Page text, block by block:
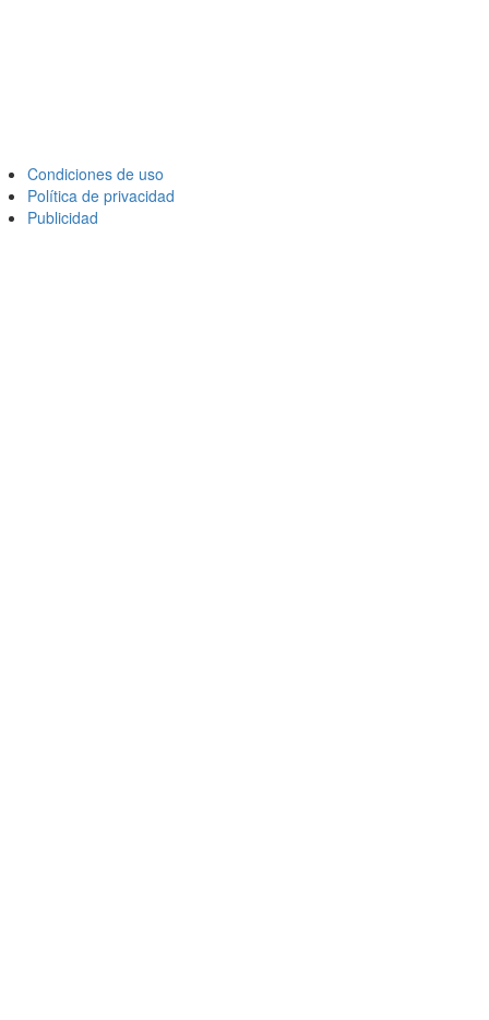
Condiciones de uso
Política de privacidad
Publicidad